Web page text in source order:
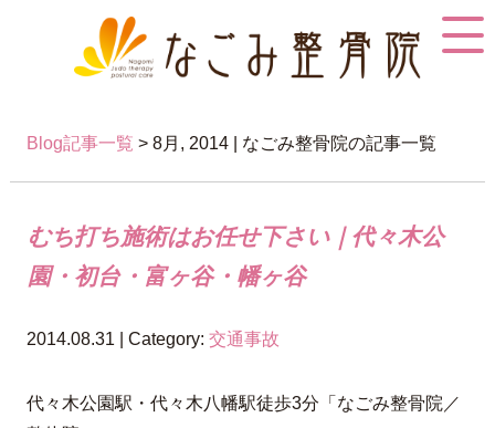
Blog記事一覧 > 8月, 2014 | なごみ整骨院の記事一覧
むち打ち施術はお任せ下さい｜代々木公
園・初台・富ヶ谷・幡ヶ谷
2014.08.31 | Category: 交通事故
代々木公園駅・代々木八幡駅徒歩3分「なごみ整骨院／